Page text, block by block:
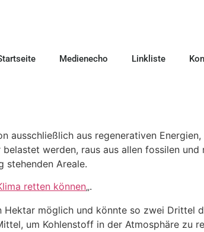
Medienecho Linkliste
ausschließlich aus regenerativen
werden, raus aus allen fossilen und
stehenden Areale.
retten können„.
Hektar möglich und könnte so zwei Drittel
um Kohlenstoff in der Atmosphäre zu